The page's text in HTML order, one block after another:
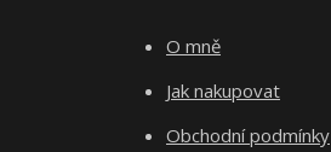
O mně
Jak nakupovat
Obchodní podmínky